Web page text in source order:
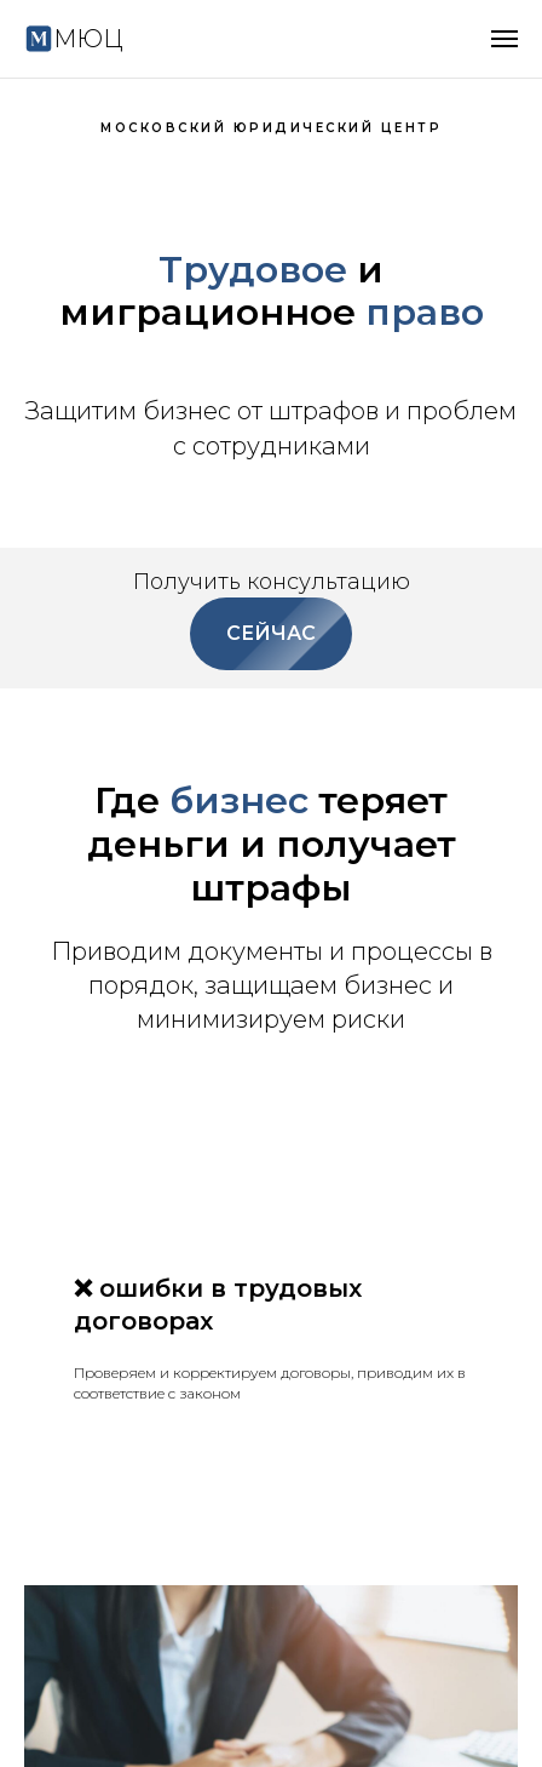
МЮЦ
МОСКОВСКИЙ ЮРИДИЧЕСКИЙ ЦЕНТР
Трудовое и
миграционное право
Защитим бизнес от штрафов и проблем
с сотрудниками
Получить консультацию
СЕЙЧАС
Где бизнес теряет
деньги и получает
штрафы
Приводим документы и процессы в
порядок, защищаем бизнес и
минимизируем риски
❌ ошибки в трудовых
договорах
Проверяем и корректируем договоры, приводим их в
соответствие с законом